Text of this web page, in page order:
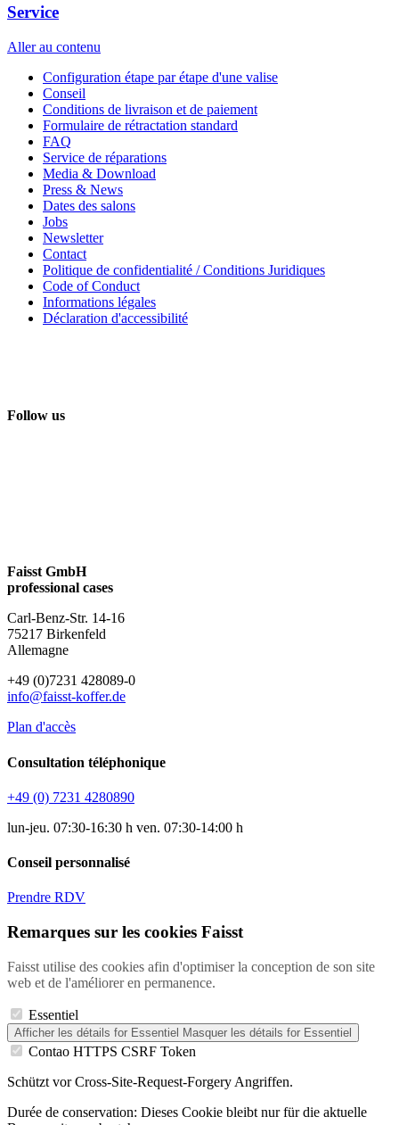
Service
Aller au contenu
Configuration étape par étape d'une valise
Conseil
Conditions de livraison et de paiement
Formulaire de rétractation standard
FAQ
Service de réparations
Media & Download
Press & News
Dates des salons
Jobs
Newsletter
Contact
Politique de confidentialité / Conditions Juridiques
Code of Conduct
Informations légales
Déclaration d'accessibilité
Follow us
Faisst GmbH
professional cases
Carl-Benz-Str. 14-16
75217 Birkenfeld
Allemagne
+49 (0)7231 428089-0
info@faisst-koffer.de
Plan d'accès
Consultation téléphonique
+49 (0) 7231 4280890
lun-jeu. 07:30-16:30 h ven. 07:30-14:00 h
Conseil personnalisé
Prendre RDV
Remarques sur les cookies Faisst
Faisst utilise des cookies afin d'optimiser la conception de son site
web et de l'améliorer en permanence.
Essentiel
Afficher les détails for Essentiel Masquer les détails for Essentiel
Contao HTTPS CSRF Token
Schützt vor Cross-Site-Request-Forgery Angriffen.
Durée de conservation: Dieses Cookie bleibt nur für die aktuelle